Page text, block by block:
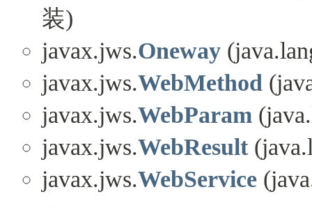
装)
javax.jws.Oneway
javax.jws.WebMethod
javax.jws.WebParam
javax.jws.WebResult
javax.jws.WebService